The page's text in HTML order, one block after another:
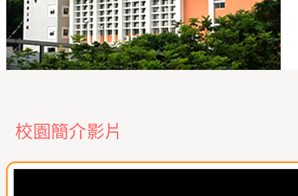
校園簡介影片